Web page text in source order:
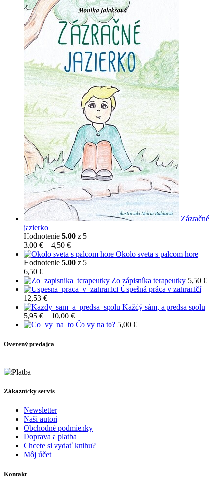
Zázračné
jazierko
Hodnotenie 5.00 z 5
3,00 € – 4,50 €Price
range:
3,00 €
4,50 €
Okolo sveta s palcom hore
Hodnotenie 5.00 z 5
6,50 €
Zo zápisníka terapeutky 5,50 €
Úspešná práca v zahraničí
12,53 €
Každý sám, a predsa spolu
5,95 € – 10,00 €Price
range:
Čo vy na to? 5,00 €
Overený predajca
Zákaznícky servis
Newsletter
Naši autori
Obchodné podmienky
Doprava a platba
Chcete si vydať knihu?
Môj účet
Kontakt